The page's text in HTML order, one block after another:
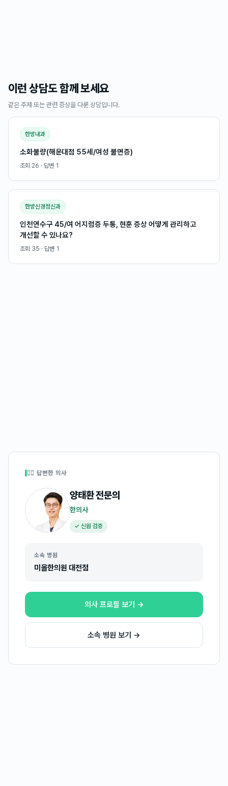
이런 상담도 함께 보세요
같은 주제 또는 관련 증상을 다룬 상담입니다.
한방내과
소화불량(해운대점 55세/여성 불면증)
조회 26 · 답변 1
한방신경정신과
인천연수구 45/여 어지럼증 두통, 현훈 증상 어떻게 관리하고
개선할 수 있나요?
조회 35 · 답변 1
👩‍⚕️ 답변한 의사
양태환전문의
한의사
✓ 신원 검증
소속 병원
미올한의원 대전점
의사 프로필 보기 →
소속 병원 보기 →